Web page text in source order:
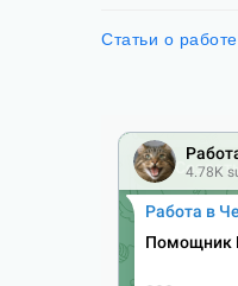
Статьи о работе